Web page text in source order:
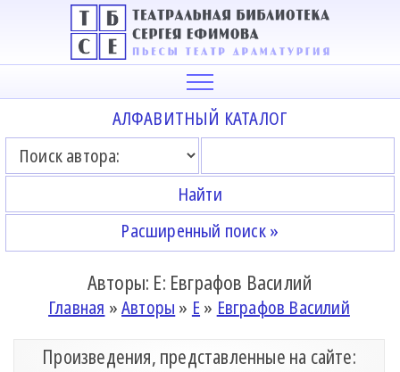
АЛФАВИТНЫЙ КАТАЛОГ
Расширенный поиск »
Авторы: Е: Евграфов Василий
Главная »Авторы » Е » Евграфов Василий
Произведения, представленные на сайте: